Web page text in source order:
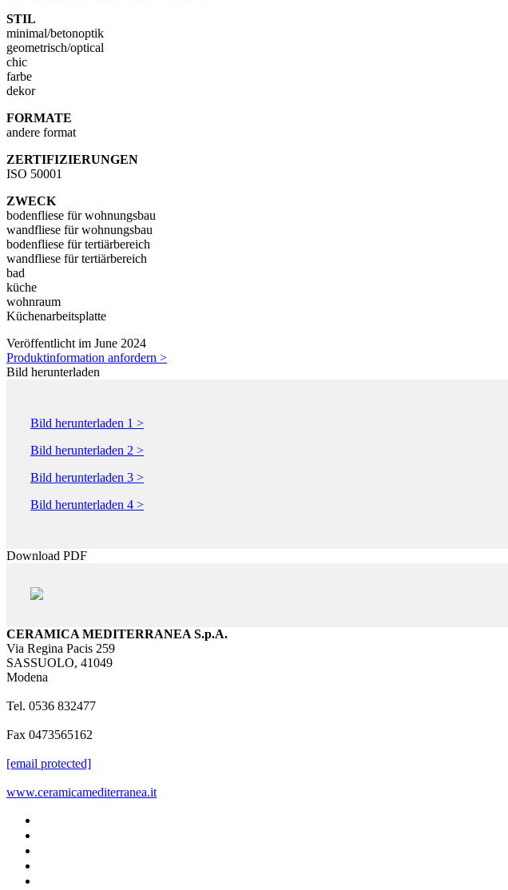
STIL
minimal/betonoptik
geometrisch/optical
chic
farbe
dekor
FORMATE
andere format
ZERTIFIZIERUNGEN
ISO 50001
ZWECK
bodenfliese für wohnungsbau
wandfliese für wohnungsbau
bodenfliese für tertiärbereich
wandfliese für tertiärbereich
bad
küche
wohnraum
Küchenarbeitsplatte
Veröffentlicht im June 2024
Produktinformation anfordern >
Bild herunterladen
Bild herunterladen 1 >
Bild herunterladen 2 >
Bild herunterladen 3 >
Bild herunterladen 4 >
Download PDF
CERAMICA MEDITERRANEA S.p.A.
Via Regina Pacis 259
SASSUOLO, 41049
Modena
Tel. 0536 832477
Fax 0473565162
[email protected]
www.ceramicamediterranea.it